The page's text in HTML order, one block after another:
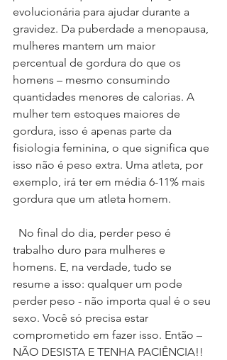
evolucionária para ajudar durante a
gravidez. Da puberdade a menopausa,
mulheres mantem um maior
percentual de gordura do que os
homens – mesmo consumindo
quantidades menores de calorias. A
mulher tem estoques maiores de
gordura, isso é apenas parte da
fisiologia feminina, o que significa que
isso não é peso extra. Uma atleta, por
exemplo, irá ter em média 6-11% mais
gordura que um atleta homem.
trabalho duro para mulheres e
homens. E, na verdade, tudo se
resume a isso: qualquer um pode
perder peso - não importa qual é o seu
sexo. Você só precisa estar
comprometido em fazer isso. Então –
NÃO DESISTA E TENHA PACIÊNCIA!!